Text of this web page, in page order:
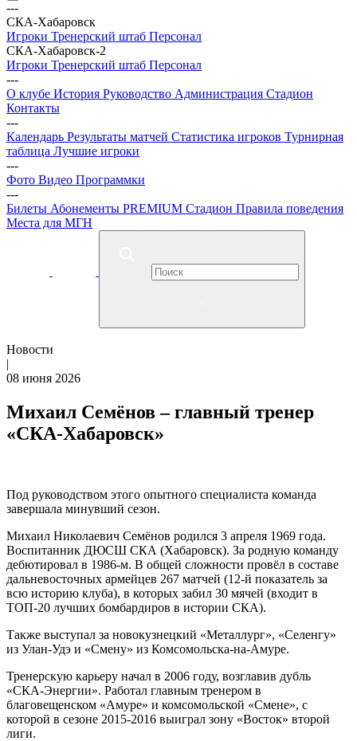
---
СКА-Хабаровск
Игроки Тренерский штаб Персонал
СКА-Хабаровск-2
Игроки Тренерский штаб Персонал
---
О клубе История Руководство Администрация Стадион
Контакты
---
Календарь Результаты матчей Статистика игроков Турнирная
таблица Лучшие игроки
---
Фото Видео Программки
---
Билеты Абонементы PREMIUM Стадион Правила поведения
Места для МГН
Новости
|
08 июня 2026
Михаил Семёнов – главный тренер
«СКА-Хабаровск»
Под руководством этого опытного специалиста команда
завершала минувший сезон.
Михаил Николаевич Семёнов родился 3 апреля 1969 года.
Воспитанник ДЮСШ СКА (Хабаровск). За родную команду
дебютировал в 1986-м. В общей сложности провёл в составе
дальневосточных армейцев 267 матчей (12-й показатель за
всю историю клуба), в которых забил 30 мячей (входит в
ТОП-20 лучших бомбардиров в истории СКА).
Также выступал за новокузнецкий «Металлург», «Селенгу»
из Улан-Удэ и «Смену» из Комсомольска-на-Амуре.
Тренерскую карьеру начал в 2006 году, возглавив дубль
«СКА-Энергии». Работал главным тренером в
благовещенском «Амуре» и комсомольской «Смене», с
которой в сезоне 2015-2016 выиграл зону «Восток» второй
лиги.